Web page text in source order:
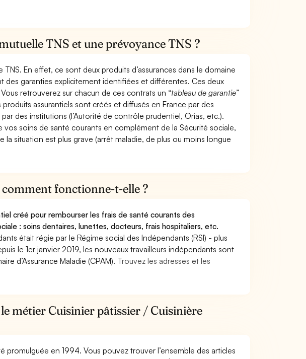
TNS et une prévoyance TNS ?
En effet, ce sont deux produits d’assurances dans le domaine
des garanties explicitement identifiées et différentes. Ces deux
retrouverez sur chacun de ces contrats un “tableau de garantie”
assurantiels sont créés et diffusés en France par des
des institutions (l’Autorité de contrôle prudentiel, Orias, etc.).
vos soins de santé courants en complément de la Sécurité sociale,
situation est plus grave (arrêt maladie, de plus ou moins longue
comment fonctionne-t-elle ?
créé pour rembourser les frais de santé courants des
: soins dentaires, lunettes, docteurs, frais hospitaliers, etc.
était régie par le Régime social des Indépendants (RSI) - plus
le 1er janvier 2019, les nouveaux travailleurs indépendants sont
d’Assurance Maladie (CPAM). Trouvez les adresses et les
métier Cuisinier pâtissier / Cuisinière
promulguée en 1994. Vous pouvez trouver l’ensemble des articles